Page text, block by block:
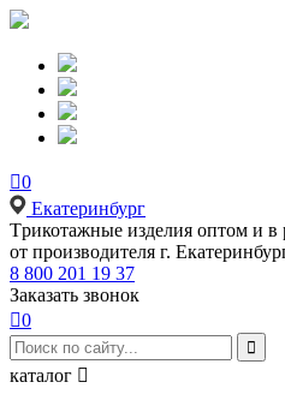
0
Екатеринбург
Tрикотажные изделия оптом и в
от производителя г.
8 800 201 19 37
Заказать звонок
0

каталог 